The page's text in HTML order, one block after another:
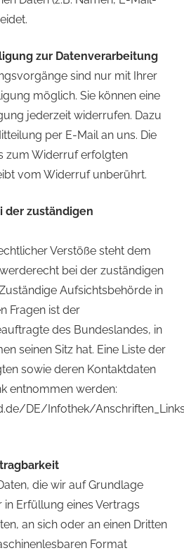
zur Datenverarbeitung
sind nur mit Ihrer
möglich. Sie können eine
jederzeit widerrufen. Dazu
per E-Mail an uns. Die
zum Widerruf erfolgten
vom Widerruf unberührt.
der zuständigen
Verstöße steht dem
bei der zuständigen
Aufsichtsbehörde in
Fragen ist der
des Bundeslandes, in
seinen Sitz hat. Eine Liste der
sowie deren Kontaktdaten
entnommen werden:
DE/Infothek/
die wir auf Grundlage
in Erfüllung eines Vertrags
an sich oder an einen Dritten
Format